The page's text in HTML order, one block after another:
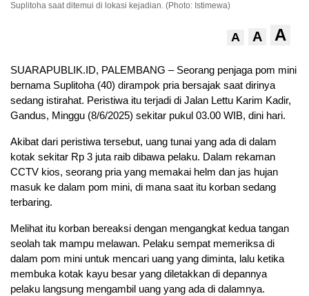
Suplitoha saat ditemui di lokasi kejadian. (Photo: Istimewa)
A A A
SUARAPUBLIK.ID, PALEMBANG – Seorang penjaga pom mini
bernama Suplitoha (40) dirampok pria bersajak saat dirinya
sedang istirahat. Peristiwa itu terjadi di Jalan Lettu Karim Kadir,
Gandus, Minggu (8/6/2025) sekitar pukul 03.00 WIB, dini hari.
Akibat dari peristiwa tersebut, uang tunai yang ada di dalam
kotak sekitar Rp 3 juta raib dibawa pelaku. Dalam rekaman
CCTV kios, seorang pria yang memakai helm dan jas hujan
masuk ke dalam pom mini, di mana saat itu korban sedang
terbaring.
Melihat itu korban bereaksi dengan mengangkat kedua tangan
seolah tak mampu melawan. Pelaku sempat memeriksa di
dalam pom mini untuk mencari uang yang diminta, lalu ketika
membuka kotak kayu besar yang diletakkan di depannya
pelaku langsung mengambil uang yang ada di dalamnya.